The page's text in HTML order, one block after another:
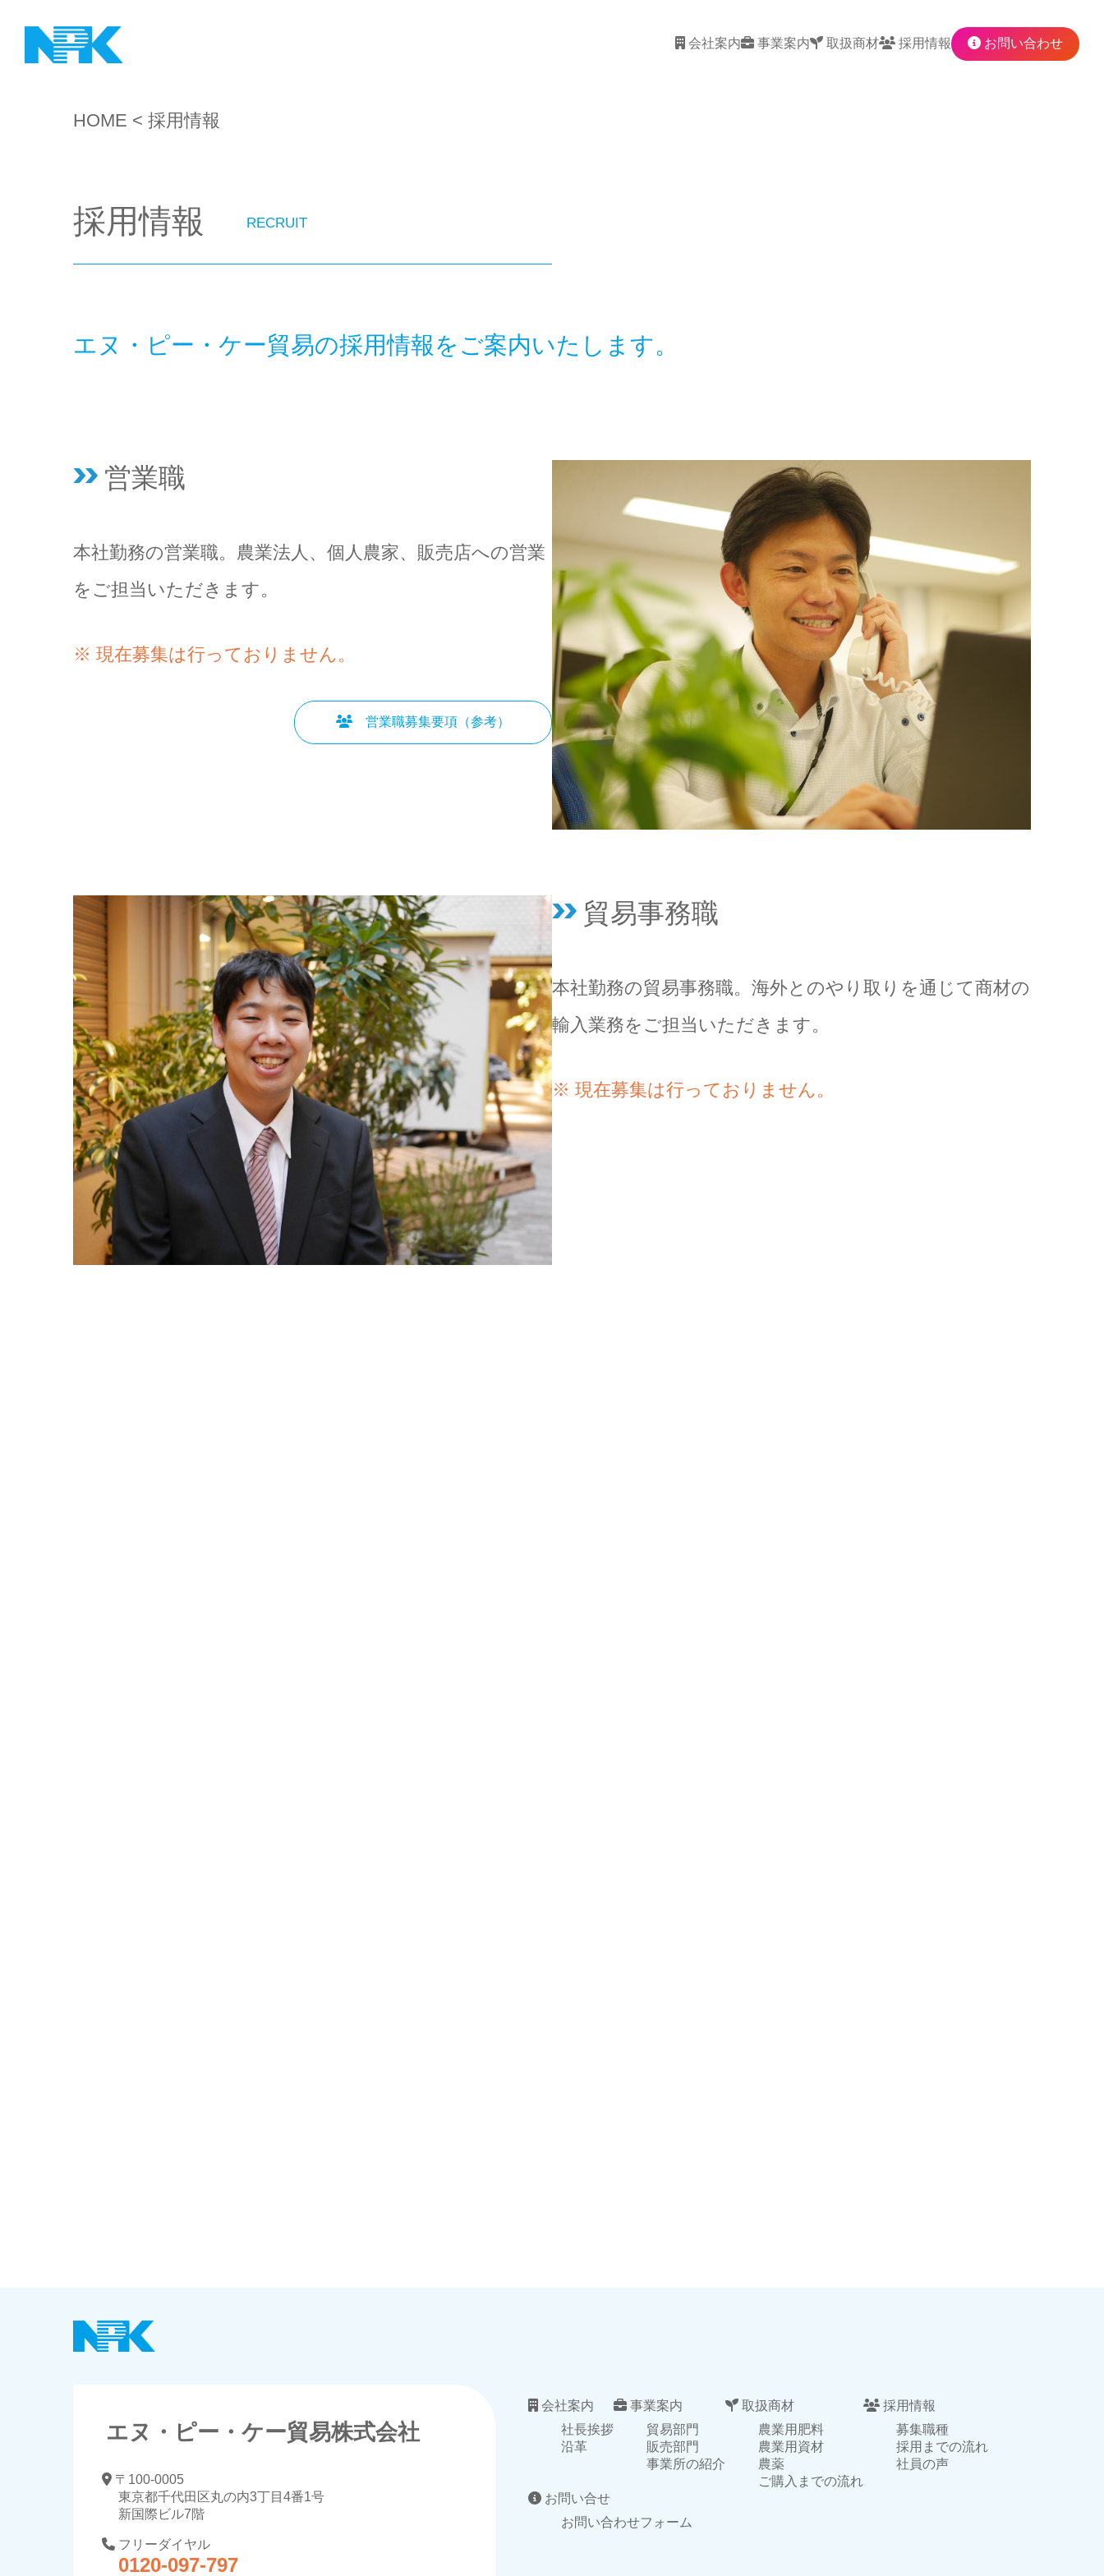
会社案内 事業案内 取扱商材 採用情報 お問い合わせ
HOME < 採用情報
採用情報 RECRUIT
エヌ・ピー・ケー貿易の採用情報をご案内いたします。
営業職
本社勤務の営業職。農業法人、個人農家、販売店への営業
をご担当いただきます。
※ 現在募集は行っておりません。
営業職募集要項（参考）
貿易事務職
本社勤務の貿易事務職。海外とのやり取りを通じて商材の
輸入業務をご担当いただきます。
※ 現在募集は行っておりません。
エヌ・ピー・ケー貿易株式会社
〒100-0005
東京都千代田区丸の内3丁目4番1号
新国際ビル7階
フリーダイヤル
0120-097-797
会社案内
社長挨拶
沿革
事業案内
貿易部門
販売部門
事業所の紹介
取扱商材
農業用肥料
農業用資材
農薬
ご購入までの流れ
採用情報
募集職種
採用までの流れ
社員の声
お問い合せ
お問い合わせフォーム